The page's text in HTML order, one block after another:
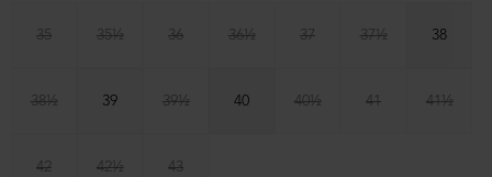
35 35½ 36 36½ 37 37½ 38
38½ 39 39½ 40 40½ 41 41½
42 42½ 43